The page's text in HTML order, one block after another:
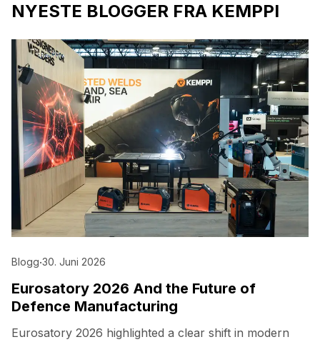
NYESTE BLOGGER FRA KEMPPI
Blogg·30. Juni 2026
Eurosatory 2026 And the Future of
Defence Manufacturing
Eurosatory 2026 highlighted a clear shift in modern